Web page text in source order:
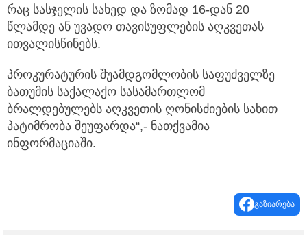
რაც სასჯელის სახედ და ზომად 16-დან 20
წლამდე ან უვადო თავისუფლების აღკვეთას
ითვალისწინებს.
პროკურატურის შუამდგომლობის საფუძველზე
ბათუმის საქალაქო სასამართლომ
ბრალდებულებს აღკვეთის ღონისძიების სახით
პატიმრობა შეუფარდა“,- ნათქვამია
ინფორმაციაში.
გაზიარება